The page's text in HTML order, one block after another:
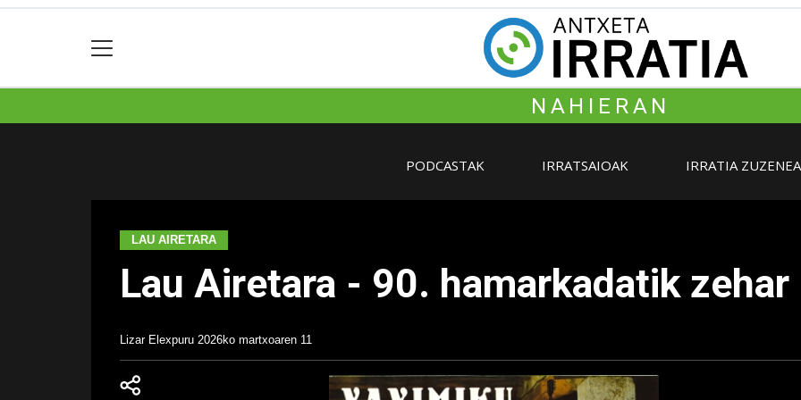
NAHIERAN
PODCASTAK IRRATSAIOAK IRRATIA
LAU AIRETARA
Lau Airetara - 90. hamarkadatik zehar
Lizar Elexpuru 2026ko martxoaren 11